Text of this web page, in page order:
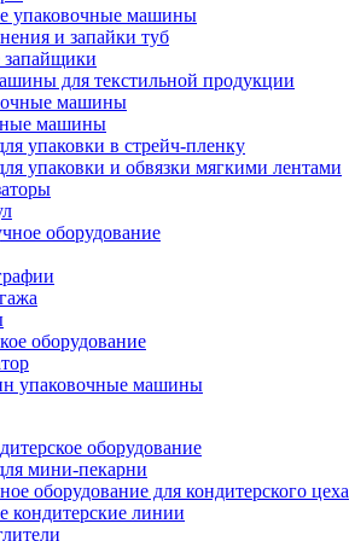
упаковочные машины
и запайки туб
для текстильной продукции
машины
машины
упаковки в стрейч-пленку
упаковки и обвязки мягкими лентами
оборудование
оборудование
упаковочные машины
оборудование
мини-пекарни
оборудование для кондитерского цеха
кондитерские линии